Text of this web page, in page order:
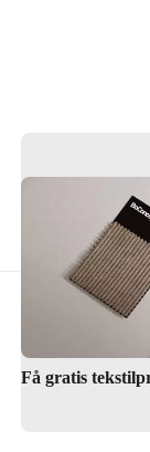
Få gratis